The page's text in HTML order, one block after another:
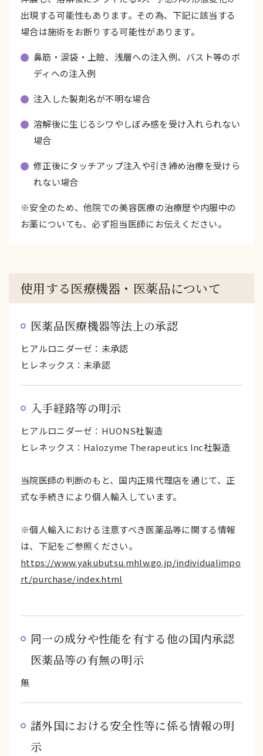
出現する可能性もあります。その為、下記に該当する
場合は施術をお断りする可能性があります。
鼻筋・涙袋・上瞼、浅層への注入例、バスト等のボ
ディへの注入例
注入した製剤名が不明な場合
溶解後に生じるシワやしぼみ感を受け入れられない
場合
修正後にタッチアップ注入や引き締め治療を受けら
れない場合
※安全のため、他院での美容医療の治療歴や内服中の
お薬についても、必ず担当医師にお伝えください。
使用する医療機器・医薬品について
医薬品医療機器等法上の承認
ヒアルロニダーゼ：未承認
ヒレネックス：未承認
入手経路等の明示
ヒアルロニダーゼ：HUONS社製造
ヒレネックス：Halozyme Therapeutics Inc社製造
当院医師の判断のもと、国内正規代理店を通じて、正
式な手続きにより個人輸入しています。
※個人輸入における注意すべき医薬品等に関する情報
は、下記をご参照ください。
https://www.yakubutsu.mhlw.go.jp/individualimpo
rt/purchase/index.html
同一の成分や性能を有する他の国内承認
医薬品等の有無の明示
無
諸外国における安全性等に係る情報の明
示